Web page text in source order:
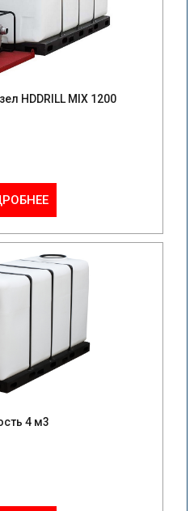
HDDRILL MIX 1200
4 м3